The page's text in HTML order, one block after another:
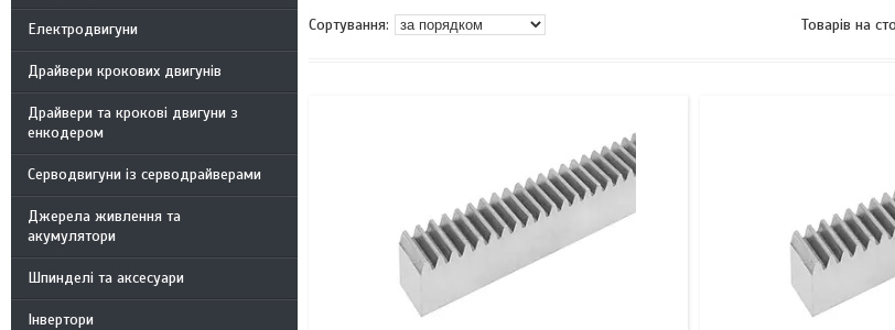
Електродвигуни
Драйвери крокових двигунів
Драйвери та крокові двигуни з
енкодером
Серводвигуни із серводрайверами
Джерела живлення та
акумулятори
Шпинделі та аксесуари
Інвертори